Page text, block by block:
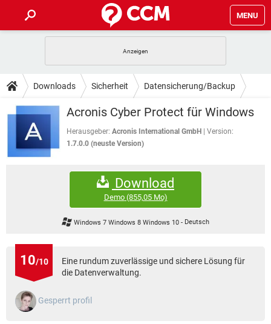
MENU
ANDROID IOS
INSTAGRAM
WHATSAPP TIKTOK
FACEBOOK
TIPPS & TRICKS
SPIELE
ANDROID
WINDOWS 10
HARDWARE
DOWNLOADS
SPIELE STREAMING
ANDROID
INSTAGRAM
TIKTOK
FORUM
IOS
INSTAGRAM
TIKTOK
FACEBOOK
STREAMING
WHATSAPP
FACEBOOK
Downloads Sicherheit Datensicherung/Backup
Acronis Cyber Protect für Windows
Herausgeber: Acronis International GmbH
Version:
1.7.0.0 (neuste Version)
Download
Demo(855,05 Mo)
Windows 7 Windows 8 Windows 10- Deutsch
10/10
Eine rundum zuverlässige und sichere Lösung für
die Datenverwaltung.
Gesperrt profil